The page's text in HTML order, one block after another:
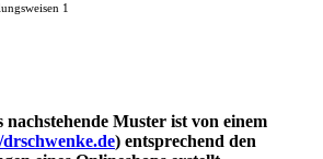
1
Muster ist von einem
) entsprechend den